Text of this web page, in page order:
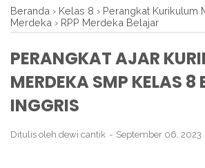
Beranda › Kelas 8 › Perangkat Kurikulum
Merdeka › RPP Merdeka Belajar
PERANGKAT AJAR
MERDEKA SMP KELAS
INGGRIS
Ditulis oleh dewi cantik September 06, 2023